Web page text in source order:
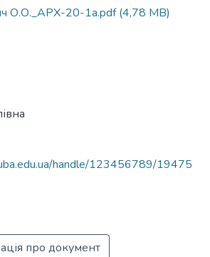
О.О._АРХ-20-1а.pdf(4,78 MB)
handle/123456789/19475
про документ